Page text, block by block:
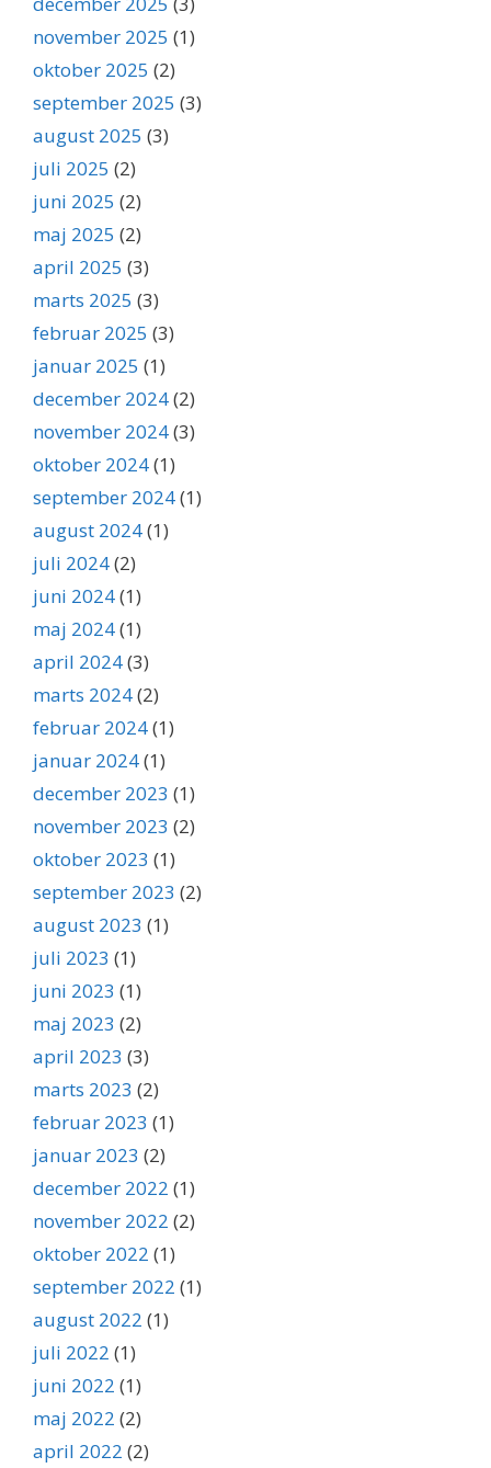
november 2025 (1)
oktober 2025 (2)
september 2025 (3)
august 2025 (3)
juli 2025 (2)
juni 2025 (2)
maj 2025 (2)
april 2025 (3)
marts 2025 (3)
februar 2025 (3)
januar 2025 (1)
december 2024(2)
november 2024(3)
oktober 2024(1)
september 2024(1)
august 2024(1)
juli 2024(2)
juni 2024(1)
maj 2024(1)
april 2024(3)
marts 2024(2)
februar 2024(1)
januar 2024(1)
december 2023 (1)
november 2023 (2)
oktober 2023 (1)
september 2023 (2)
august 2023 (1)
juli 2023 (1)
juni 2023 (1)
maj 2023 (2)
april 2023 (3)
marts 2023 (2)
februar 2023 (1)
januar 2023 (2)
december 2022 (1)
november 2022 (2)
oktober 2022 (1)
september 2022 (1)
august 2022 (1)
juli 2022 (1)
juni 2022 (1)
maj 2022 (2)
april 2022 (2)